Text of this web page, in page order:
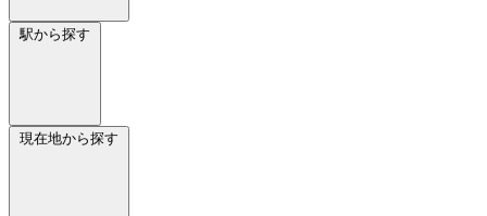
駅から探す
現在地から探す